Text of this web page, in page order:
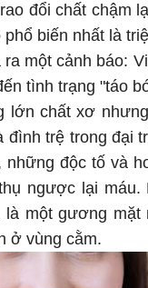
đổi chất chậm
biến nhất là
một cảnh báo:
tình trạng "táo
lớn chất xơ
đình trệ trong đại
độc tố và
ngược lại
là một gương
ở vùng cằm.